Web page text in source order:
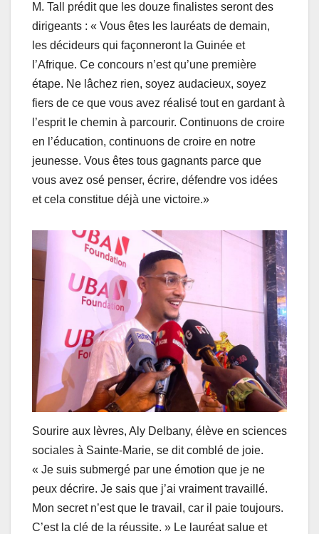
M. Tall prédit que les douze finalistes seront des
dirigeants : « Vous êtes les lauréats de demain,
les décideurs qui façonneront la Guinée et
l’Afrique. Ce concours n’est qu’une première
étape. Ne lâchez rien, soyez audacieux, soyez
fiers de ce que vous avez réalisé tout en gardant à
l’esprit le chemin à parcourir. Continuons de croire
en l’éducation, continuons de croire en notre
jeunesse. Vous êtes tous gagnants parce que
vous avez osé penser, écrire, défendre vos idées
et cela constitue déjà une victoire.»
Sourire aux lèvres, Aly Delbany, élève en sciences
sociales à Sainte-Marie, se dit comblé de joie.
« Je suis submergé par une émotion que je ne
peux décrire. Je sais que j’ai vraiment travaillé.
Mon secret n’est que le travail, car il paie toujours.
C’est la clé de la réussite. » Le lauréat salue et